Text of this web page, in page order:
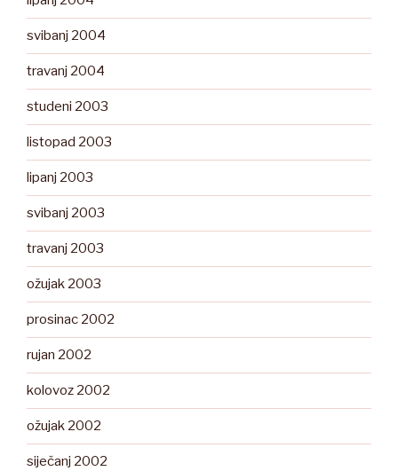
svibanj 2004
travanj 2004
studeni 2003
listopad 2003
lipanj 2003
svibanj 2003
travanj 2003
ožujak 2003
prosinac 2002
rujan 2002
kolovoz 2002
ožujak 2002
siječanj 2002